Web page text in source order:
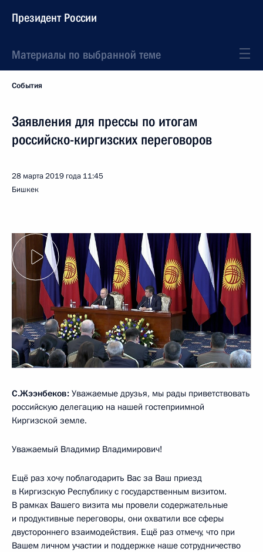
Президент России
Материалы по выбранной теме
События
Заявления для прессы по итогам
российско-киргизских переговоров
28 марта 2019 года 11:45
Бишкек
С.Жээнбеков: Уважаемые друзья, мы рады приветствовать
российскую делегацию на нашей гостеприимной
Киргизской земле.
Уважаемый Владимир Владимирович!
Ещё раз хочу поблагодарить Вас за Ваш приезд
в Киргизскую Республику с государственным визитом.
В рамках Вашего визита мы провели содержательные
и продуктивные переговоры, они охватили все сферы
двустороннего взаимодействия. Ещё раз отмечу, что при
Вашем личном участии и поддержке наше сотрудничество